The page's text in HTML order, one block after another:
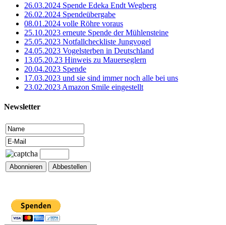
26.03.2024 Spende Edeka Endt Wegberg
26.02.2024 Spendeübergabe
08.01.2024 volle Röhre voraus
25.10.2023 erneute Spende der Mühlensteine
25.05.2023 Notfallcheckliste Jungvogel
24.05.2023 Vogelsterben in Deutschland
13.05.20.23 Hinweis zu Mauerseglern
20.04.2023 Spende
17.03.2023 und sie sind immer noch alle bei uns
23.02.2023 Amazon Smile eingestellt
Newsletter